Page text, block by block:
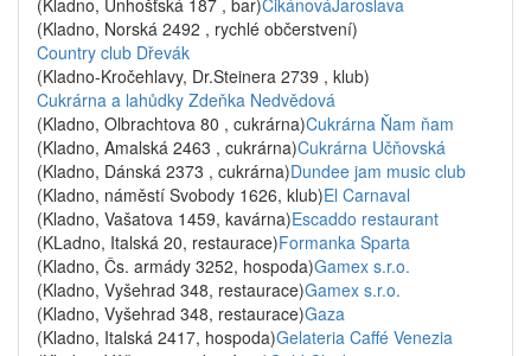
(Kladno, Unhošťská 187 , bar)CikánováJaroslava
(Kladno, Norská 2492 , rychlé občerstvení)
Country club Dřevák
(Kladno-Kročehlavy, Dr.Steinera 2739 , klub)
Cukrárna a lahůdky Zdeňka Nedvědová
(Kladno, Olbrachtova 80 , cukrárna)Cukrárna Ňam ňam
(Kladno, Amalská 2463 , cukrárna)Cukrárna Učňovská
(Kladno, Dánská 2373 , cukrárna)Dundee jam music club
(Kladno, náměstí Svobody 1626, klub)El Carnaval
(Kladno, Vašatova 1459, kavárna)Escaddo restaurant
(KLadno, Italská 20, restaurace)Formanka Sparta
(Kladno, Čs. armády 3252, hospoda)Gamex s.r.o.
(Kladno, Vyšehrad 348, restaurace)Gamex s.r.o.
(Kladno, Vyšehrad 348, restaurace)Gaza
(Kladno, Italská 2417, hospoda)Gelateria Caffé Venezia